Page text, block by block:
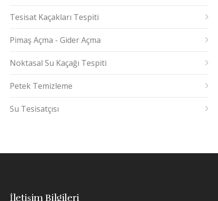
Tesisat Kaçakları Tespiti
Pimaş Açma - Gider Açma
Noktasal Su Kaçağı Tespiti
Petek Temizleme
Su Tesisatçısı
İletişim Bilgileri